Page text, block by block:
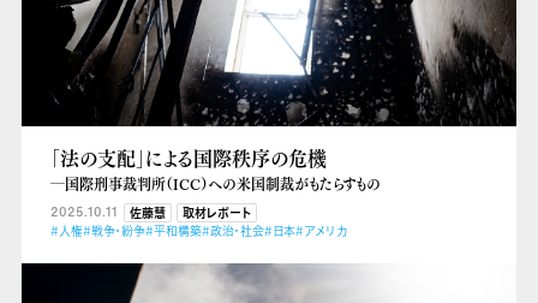
「法の支配」による国際秩序の危機
―国際刑事裁判所（ICC）への米国制裁がもたらすもの
2025.10.11 佐藤慧
取材レポート
#人権#戦争・紛争#平和構築#政治・社会#日本#アメリカ